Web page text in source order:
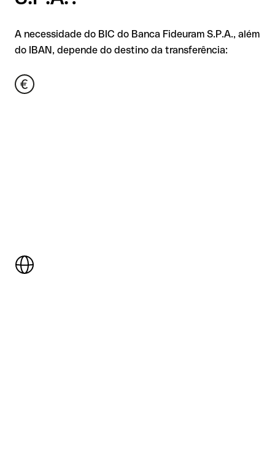
A necessidade do BIC do Banca Fideuram S.P.A., além
do IBAN, depende do destino da transferência: